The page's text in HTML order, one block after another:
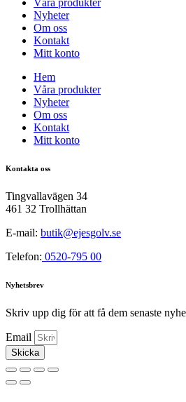
Nyheter
Om oss
Kontakt
Mitt konto
Hem
Våra produkter
Nyheter
Om oss
Kontakt
Mitt konto
Kontakta oss
Tingvallavägen 34
461 32 Trollhättan
E-mail: butik@ejesgolv.se
Telefon: 0520-795 00
Nyhetsbrev
Skriv upp dig för att få dem senaste
Email
Skicka